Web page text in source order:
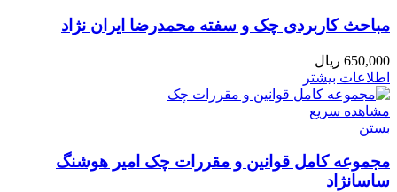
مباحث کاربردی چک و سفته محمدرضا ایران نژاد
650,000 ریال
اطلاعات بیشتر
مشاهده سریع
بستن
مجموعه کامل قوانین و مقررات چک امیر هوشنگ
ساسانژاد